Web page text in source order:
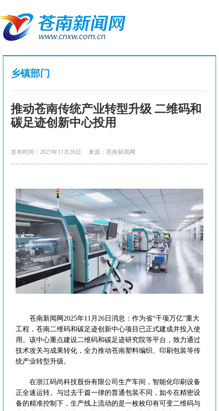
乡镇部门
推动苍南传统产业转型升级 二维码和
碳足迹创新中心投用
发布时间：2025年11月26日 来源：苍南新闻网
苍南新闻网2025年11月26日消息：作为省“千项万亿”重大
工程，苍南二维码和碳足迹创新中心项目已正式建成并投入使
用。该中心重点建设二维码和碳足迹研究院等平台，致力通过
技术攻关与成果转化，全力推动苍南塑料编织、印刷包装等传
统产业转型升级。
在浙江码尚科技股份有限公司生产车间，智能化印刷设备
正全速运转。与过去千篇一律的普通包装不同，如今在精密设
备的精准控制下，生产线上流动的是一枚枚印有可变二维码与